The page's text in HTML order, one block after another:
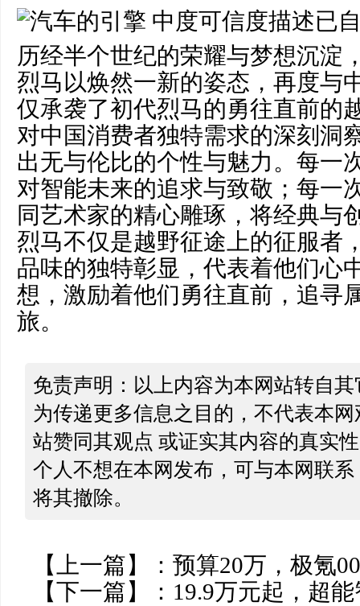
历经半个世纪的荣耀与梦想沉淀
烈马以焕然一新的姿态，再度与
仅承袭了初代烈马的勇往直前的
对中国消费者独特需求的深刻洞
出无与伦比的个性与魅力。每一
对智能未来的追求与致敬；每一
同艺术家的精心雕琢，将经典与
烈马不仅是越野征途上的征服者
品味的独特彰显，代表着他们心
想，激励着他们勇往直前，追寻
旅。
免责声明：以上内容为本网站转自
为传递更多信息之目的，不代表本
站赞同其观点 或证实其内容的真实
个人不想在本网发布，可与本网联
将其撤除。
【上一篇】： 预算20万，极氪
【下一篇】： 19.9万元起，超